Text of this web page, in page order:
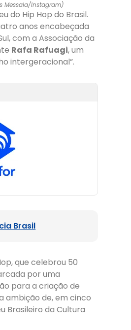
Messala/Instagram)
do Hip Hop do Brasil.
anos encabeçada
com a Associação da
Rafa Rafuagi, um
intergeracional”.
Brasil
que celebrou 50
por uma
para a criação de
ambição de, em cinco
Brasileiro da Cultura